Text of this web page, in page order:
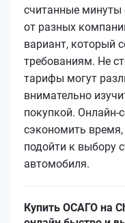
считанные минуты
от разных
вариант, который
требованиям. Не
тарифы могут
внимательно
покупкой. Онлайн-
сэкономить
подойти к выбору
автомобиля.
Купить ОСАГО на